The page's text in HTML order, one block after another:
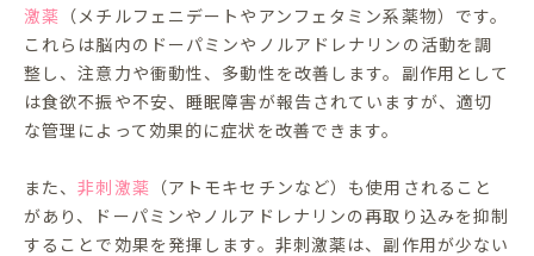
激薬 （メチルフェニデートやアンフェタミン系薬物）です。
これらは脳内のドーパミンやノルアドレナリンの活動を調
整し、注意力や衝動性、多動性を改善します。副作用として
は食欲不振や不安、睡眠障害が報告されていますが、適切
な管理によって効果的に症状を改善できます。
また、非刺激薬 （アトモキセチンなど）も使用されること
があり、ドーパミンやノルアドレナリンの再取り込みを抑制
することで効果を発揮します。非刺激薬は、副作用が少ない